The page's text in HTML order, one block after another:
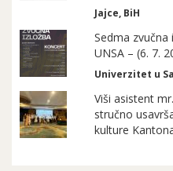
Jajce, BiH
Sedma
UNSA – (6. 7.
Univerzitet u
Viši asistent
stručno
kulture